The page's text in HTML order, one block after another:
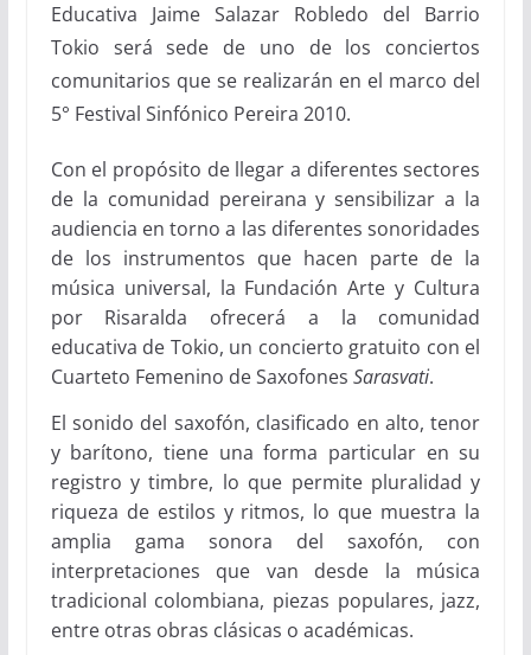
Educativa Jaime Salazar Robledo del Barrio
Tokio será sede de uno de los conciertos
comunitarios que se realizarán en el marco del
5° Festival Sinfónico Pereira 2010.
Con el propósito de llegar a diferentes sectores
de la comunidad pereirana y sensibilizar a la
audiencia en torno a las diferentes sonoridades
de los instrumentos que hacen parte de la
música universal, la Fundación Arte y Cultura
por Risaralda ofrecerá a la comunidad
educativa de Tokio, un concierto gratuito con el
Cuarteto Femenino de Saxofones Sarasvati.
El sonido del saxofón, clasificado en alto, tenor
y barítono, tiene una forma particular en su
registro y timbre, lo que permite pluralidad y
riqueza de estilos y ritmos, lo que muestra la
amplia gama sonora del saxofón, con
interpretaciones que van desde la música
tradicional colombiana, piezas populares, jazz,
entre otras obras clásicas o académicas.